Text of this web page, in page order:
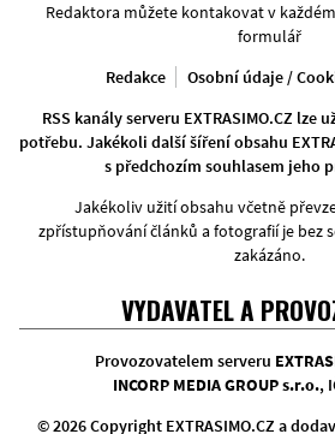
Redaktora můžete kontakovat v
formulář
Redakce
Osobní údaje /
RSS kanály serveru EXTRASIMO.CZ lze
potřebu. Jakékoli další šíření obsahu
s předchozím souhlasem jeho
Jakékoliv užití obsahu včetně
zpřístupňování článků a fotografií je bez
zakázáno.
VYDAVATEL A
Provozovatelem serveru
INCORP MEDIA GROUP s.r.o.,
© 2026 Copyright EXTRASIMO.CZ a